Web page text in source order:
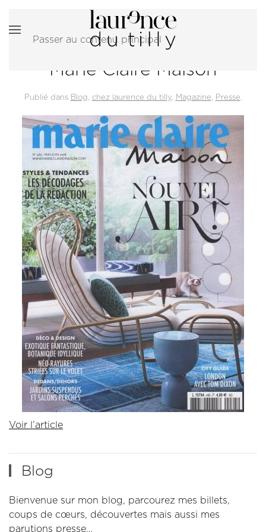
Passer au contenu principal
Marie Claire Maison
Publié dans Blog, chez laurence du tilly, Magazine, Presse.
Voir l’article
Blog
Bienvenue sur mon blog, parcourez mes billets,
coups de cœurs, découvertes mais aussi mes
parutions presse…